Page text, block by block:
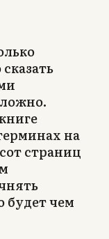
на
страниц
будет чем